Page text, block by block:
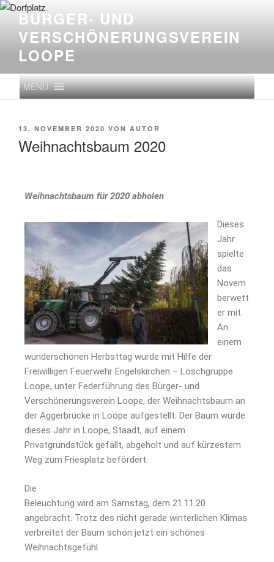
BÜRGER- UND
VERSCHÖNERUNGS­VEREIN
LOOPE
MENU
13. NOVEMBER 2020 VON AUTOR
Weihnachtsbaum 2020
Weihnachtsbaum für 2020 abholen
Dieses
Jahr
spielte
das
Novem
berwett
er mit.
An
einem
wunderschönen Herbsttag wurde mit Hilfe der
Freiwilligen Feuerwehr Engelskirchen – Löschgruppe
Loope, unter Federführung des Bürger- und
Verschönerungs­verein Loope, der Weihnachtsbaum an
der Aggerbrücke in Loope aufgestellt. Der Baum wurde
dieses Jahr in Loope, Staadt, auf einem
Privatgrundstück gefällt, abgeholt und auf kürzestem
Weg zum Friesplatz befördert.
Die
Beleuchtung wird am Samstag, dem 21.11.20
angebracht. Trotz des nicht gerade winterlichen Klimas
verbreitet der Baum schon jetzt ein schönes
Weihnachts­gefühl.